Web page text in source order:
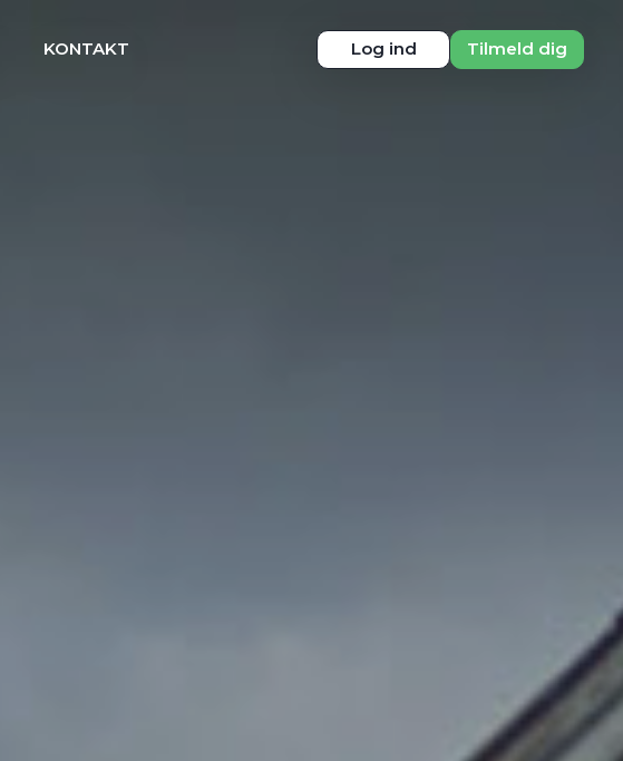
KONTAKT Log ind Tilmeld dig